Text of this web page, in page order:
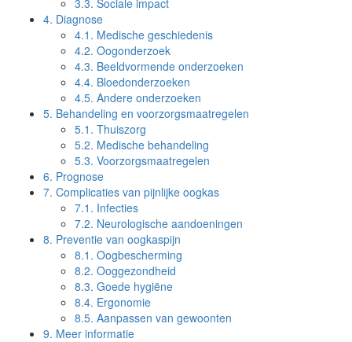
3.3. Sociale impact
4. Diagnose
4.1. Medische geschiedenis
4.2. Oogonderzoek
4.3. Beeldvormende onderzoeken
4.4. Bloedonderzoeken
4.5. Andere onderzoeken
5. Behandeling en voorzorgsmaatregelen
5.1. Thuiszorg
5.2. Medische behandeling
5.3. Voorzorgsmaatregelen
6. Prognose
7. Complicaties van pijnlijke oogkas
7.1. Infecties
7.2. Neurologische aandoeningen
8. Preventie van oogkaspijn
8.1. Oogbescherming
8.2. Ooggezondheid
8.3. Goede hygiëne
8.4. Ergonomie
8.5. Aanpassen van gewoonten
9. Meer informatie